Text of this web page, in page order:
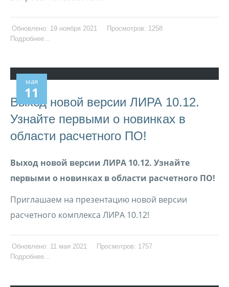
Обновлено: 19 ноября 2021
Просмотров: 1258
Подробнее...
мая
11
Выход новой версии ЛИРА 10.12.
Узнайте первыми о новинках в
области расчетного ПО!
Выход новой версии ЛИРА 10.12. Узнайте
первыми о новинках в области расчетного ПО!
Приглашаем на презентацию новой версии
расчетного комплекса ЛИРА 10.12!
Обновлено: 11 мая 2021
Просмотров: 1757
Подробнее...